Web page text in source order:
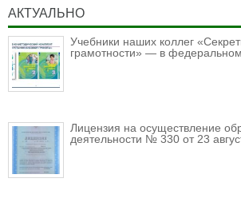
АКТУАЛЬНО
Учебники наших коллег
грамотности» — в
Лицензия на осуществление
деятельности № 330 от 23